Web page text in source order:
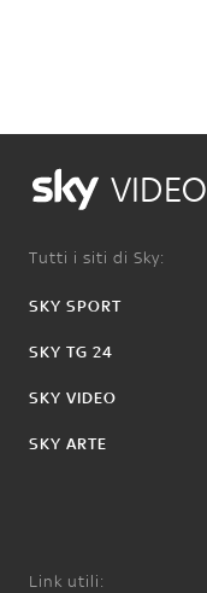
VIDEO
Tutti i siti di Sky:
SKY SPORT
SKY TG 24
SKY VIDEO
SKY ARTE
Link utili: